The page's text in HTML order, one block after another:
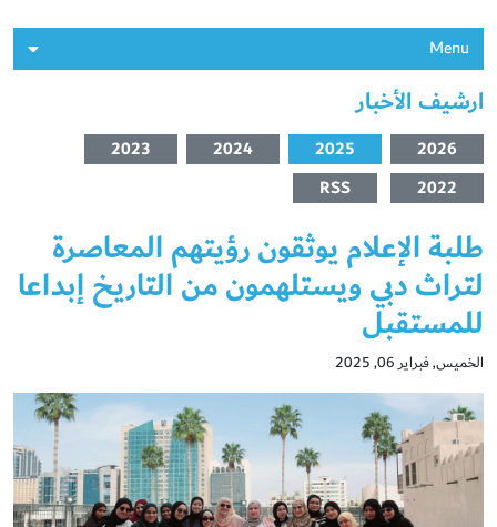
Menu
ارشيف الأخبار
2026
2025
2024
2023
2022
RSS
طلبة الإعلام يوثقون رؤيتهم المعاصرة
لتراث دبي ويستلهمون من التاريخ إبداعا
للمستقبل
الخميس, فبراير 06, 2025